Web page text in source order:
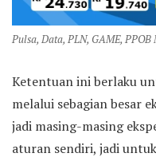
Pulsa, Data, PLN, GAME, PPOB
Ketentuan ini berlaku
melalui sebagian besar
jadi masing-masing
aturan sendiri, jadi